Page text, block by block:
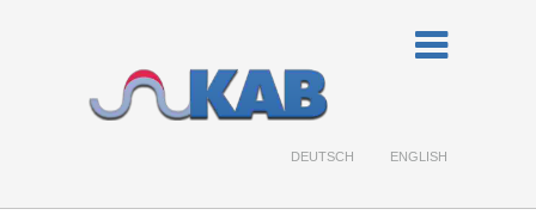
DEUTSCH ENGLISH